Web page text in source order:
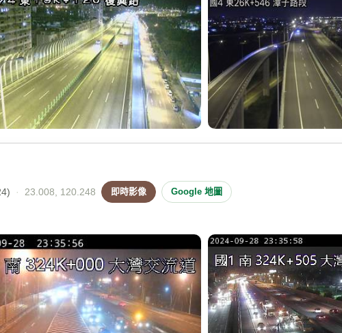
· 23.008, 120.248 即時影像 Google 地圖